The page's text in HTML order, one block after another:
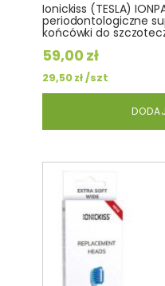
Ionickiss (TESLA)
periodontologiczne
końcówki do
59,00 zł
29,50zł/szt